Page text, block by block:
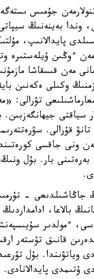
جۇمىس
وندا بەينەنىڭ
پايدالانىپ،
مەن ءوڭىن ۇيلەستىرە
مەن قىسقاشا
وكىلى ەكەنىن
تۋرالى:
سياقتى
قۇرالى.
ونى جاقسى
بار. بۇل
جاڭاشىلدىعى -
بالاعا،
ءمولدىر
قانىق تۇستەر
وياتۋىندا. بۇل
ۇتىمدى پايدالانادى.